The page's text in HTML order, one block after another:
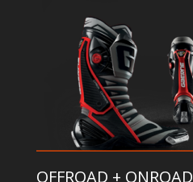
OFFROAD + ONROAD